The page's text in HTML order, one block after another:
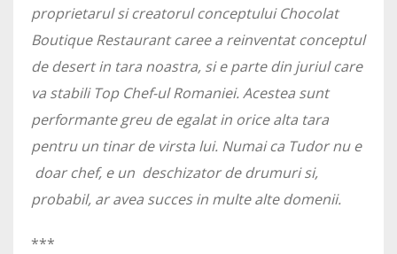
proprietarul si creatorul conceptului Chocolat
Boutique Restaurant caree a reinventat conceptul
de desert in tara noastra, si e parte din juriul care
va stabili Top Chef-ul Romaniei. Acestea sunt
performante greu de egalat in orice alta tara
pentru un tinar de virsta lui. Numai ca Tudor nu e
doar chef, e un deschizator de drumuri si,
probabil, ar avea succes in multe alte domenii.
***